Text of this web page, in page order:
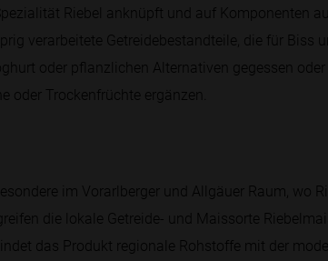
Riebel anknüpft und auf Komponenten
verarbeitete Getreidebestandteile, die für Biss
oder pflanzlichen Alternativen gegessen oder
oder Trockenfrüchte ergänzen.
im Vorarlberger und Allgäuer Raum, wo
die lokale Getreide- und Maissorte
das Produkt regionale Rohstoffe mit der